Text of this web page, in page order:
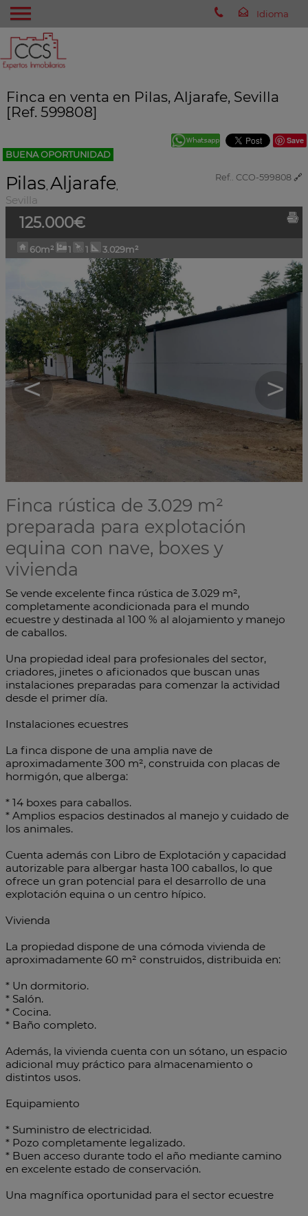
Finca en venta en Pilas, Aljarafe, Sevilla
[Ref. 599808]
Save
BUENA OPORTUNIDAD
Ref.. CCO-599808 🔗
Pilas, Aljarafe,
Sevilla
125.000€
60m² 1 1 3.029m²
< >
Finca rústica de 3.029 m²
preparada para explotación
equina con nave, boxes y
vivienda
Se vende excelente finca rústica de 3.029 m²,
completamente acondicionada para el mundo
ecuestre y destinada al 100 % al alojamiento y manejo
de caballos.
Una propiedad ideal para profesionales del sector,
criadores, jinetes o aficionados que buscan unas
instalaciones preparadas para comenzar la actividad
desde el primer día.
Instalaciones ecuestres
La finca dispone de una amplia nave de
aproximadamente 300 m², construida con placas de
hormigón, que alberga:
* 14 boxes para caballos.
* Amplios espacios destinados al manejo y cuidado de
los animales.
Cuenta además con Libro de Explotación y capacidad
autorizable para albergar hasta 100 caballos, lo que
ofrece un gran potencial para el desarrollo de una
explotación equina o un centro hípico.
Vivienda
La propiedad dispone de una cómoda vivienda de
aproximadamente 60 m² construidos, distribuida en:
* Un dormitorio.
* Salón.
* Cocina.
* Baño completo.
Además, la vivienda cuenta con un sótano, un espacio
adicional muy práctico para almacenamiento o
distintos usos.
Equipamiento
* Suministro de electricidad.
* Pozo completamente legalizado.
* Buen acceso durante todo el año mediante camino
en excelente estado de conservación.
Una magnífica oportunidad para el sector ecuestre